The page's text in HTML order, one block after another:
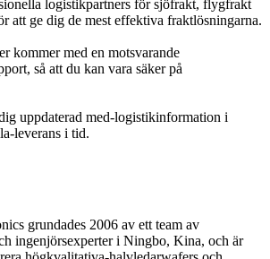
logistikpartners för sjöfrakt, flygfrakt
att ge dig de mest effektiva fraktlösningarna.
kommer med en motsvarande
så att du kan vara säker på
uppdaterad med-logistikinformation i
leverans i tid.
grundades 2006 av ett team av
ingenjörsexperter i Ningbo, Kina, och är